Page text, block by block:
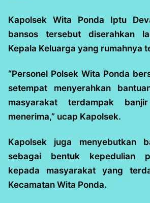
Kapolsek Wita Ponda Iptu
bansos tersebut diserahkan
Kepala Keluarga yang rumahnya
“Personel Polsek Wita Ponda
setempat menyerahkan
masyarakat terdampak
menerima,” ucap Kapolsek.
Kapolsek juga menyebutkan
sebagai bentuk kepedulian
kepada masyarakat yang
Kecamatan Wita Ponda.